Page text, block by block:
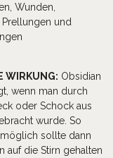
Wunden,
und
WIRKUNG: Obsidian
wenn man durch
oder Schock aus
wurde. So
sollte dann
auf die Stirn gehalten